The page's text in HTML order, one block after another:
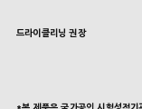
드라이클리닝 권장